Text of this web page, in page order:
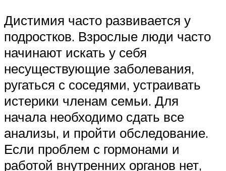
Дистимия часто развивается у
подростков. Взрослые люди часто
начинают искать у себя
несуществующие заболевания,
ругаться с соседями, устраивать
истерики членам семьи. Для
начала необходимо сдать все
анализы, и пройти обследование.
Если проблем с гормонами и
работой внутренних органов нет,